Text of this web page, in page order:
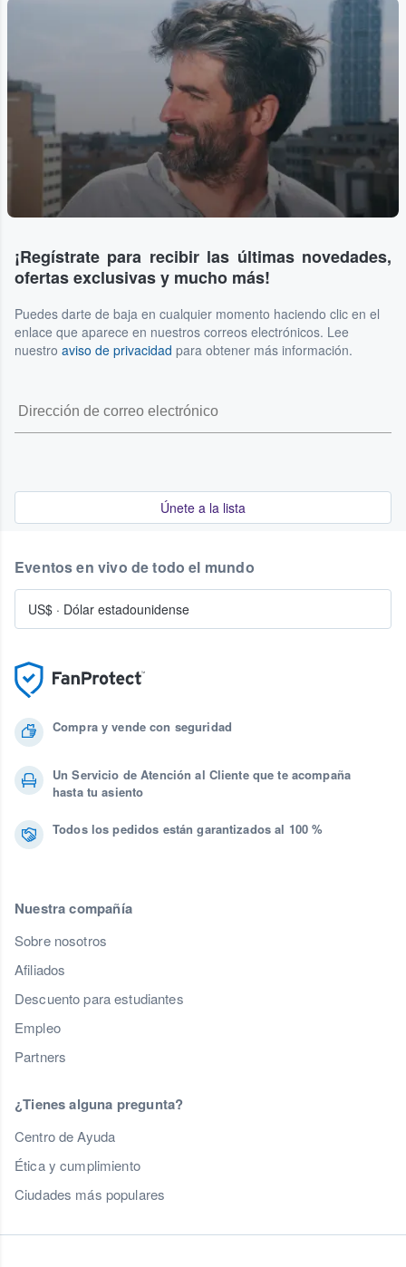
¡Regístrate para recibir las últimas novedades,
ofertas exclusivas y mucho más!
Puedes darte de baja en cualquier momento haciendo clic en el
enlace que aparece en nuestros correos electrónicos. Lee
nuestro aviso de privacidad para obtener más información.
Únete a la lista
Compra y vende con seguridad
Un Servicio de Atención al Cliente que te acompaña
hasta tu asiento
Todos los pedidos están garantizados al 100 %
Nuestra compañía
Sobre nosotros
Afiliados
Descuento para estudiantes
Empleo
Partners
¿Tienes alguna pregunta?
Centro de Ayuda
Ética y cumplimiento
Ciudades más populares
Eventos en vivo de todo el mundo
US$ · Dólar estadounidense